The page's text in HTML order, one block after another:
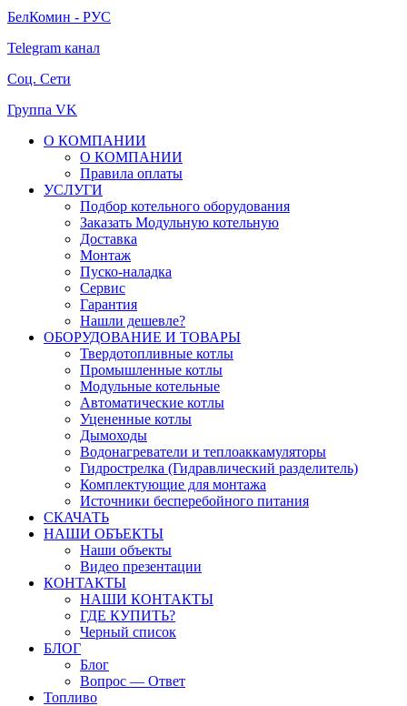
БелКомин - РУС
Telegram канал
Соц. Сети
Группа VK
О КОМПАНИИ
О КОМПАНИИ
Правила оплаты
УСЛУГИ
Подбор котельного оборудования
Заказать Модульную котельную
Доставка
Монтаж
Пуско-наладка
Сервис
Гарантия
Нашли дешевле?
ОБОРУДОВАНИЕ И ТОВАРЫ
Твердотопливные котлы
Промышленные котлы
Модульные котельные
Автоматические котлы
Уцененные котлы
Дымоходы
Водонагреватели и теплоаккамуляторы
Гидрострелка (Гидравлический разделитель)
Комплектующие для монтажа
Источники бесперебойного питания
СКАЧАТЬ
НАШИ ОБЪЕКТЫ
Наши объекты
Видео презентации
КОНТАКТЫ
НАШИ КОНТАКТЫ
ГДЕ КУПИТЬ?
Черный список
БЛОГ
Блог
Вопрос — Ответ
Топливо